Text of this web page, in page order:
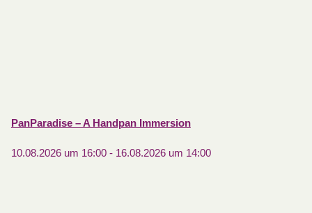
PanParadise – A Handpan Immersion
10.08.2026 um 16:00- 16.08.2026 um 14:00